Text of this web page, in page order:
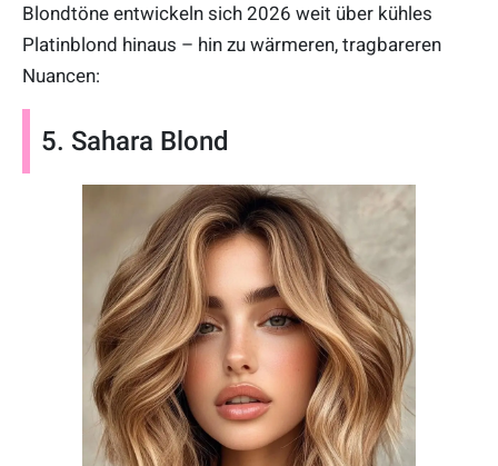
Blondtöne entwickeln sich 2026 weit über kühles
Platinblond hinaus – hin zu wärmeren, tragbareren
Nuancen:
5. Sahara Blond